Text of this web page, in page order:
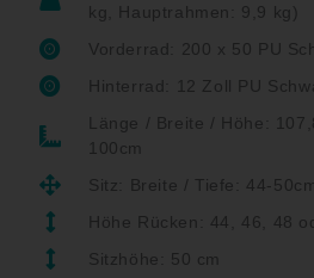
kg, Hauptrahmen: 9,9 kg)
Vorderrad: 200 x 50 PU
Hinterrad: 12 Zoll PU
Länge / Breite / Höhe:
100cm
Sitz: Breite / Tiefe: 44-
Höhe Rücken: 44, 46, 48
Sitzhöhe: 50 cm